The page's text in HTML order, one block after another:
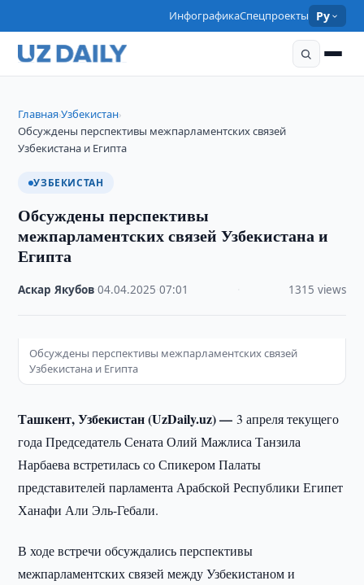
ИнфографикаСпецпроекты Ру
Главная›Узбекистан›
Обсуждены перспективы межпарламентских связей
Узбекистана и Египта
УЗБЕКИСТАН
Обсуждены перспективы
межпарламентских связей Узбекистана и
Египта
Аскар Якубов ·04.04.2025 ·07:01 1315 views
Обсуждены перспективы межпарламентских связей
Узбекистана и Египта
Ташкент, Узбекистан (UzDaily.uz) —3 апреля текущего
года Председатель Сената Олий Мажлиса Танзила
Нарбаева встретилась со Спикером Палаты
представителей парламента Арабской Республики Египет
Ханафи Али Эль-Гебали.
В ходе встречи обсуждались перспективы
межпарламентских связей между Узбекистаном и